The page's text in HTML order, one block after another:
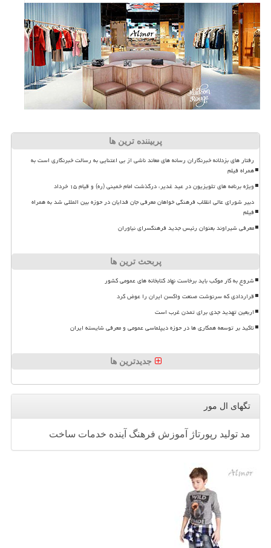
پربیننده ترین ها
رفتار های بزدلانه خبرنگاران رسانه های معاند ناشی از بی اعتنایی به رسالت خبرنگاری است به
همراه فیلم
ویژه برنامه های تلویزیون در عید غدیر، درگذشت امام خمینی (ره) و قیام ۱۵ خرداد
دبیر شورای عالی انقلاب فرهنگی خواهان معرفی جان فدایان در حوزه بین المللی شد به همراه
فیلم
معرفی شیراوند بعنوان رئیس جدید فرهنگسرای نیاوران
پربحث ترین ها
شروع به کار موکب باید برخاست نهاد کتابخانه های عمومی کشور
قراردادی که سرنوشت صنعت واکسن ایران را عوض کرد
اربعین تهدید جدی برای تمدن غرب است
تاکید بر توسعه همکاری ها در حوزه دیپلماسی عمومی و معرفی شایسته ایران
جدیدترین ها
تگهای ال مور
مد تولید رپورتاژ آموزش فرهنگ آینده خدمات ساخت